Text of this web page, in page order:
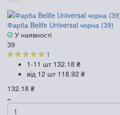
Фарба Belife Universal чорна (39)
У наявності
39
1
1-11 шт 132.18 ₴
від 12 шт 118.92 ₴
132.18 ₴